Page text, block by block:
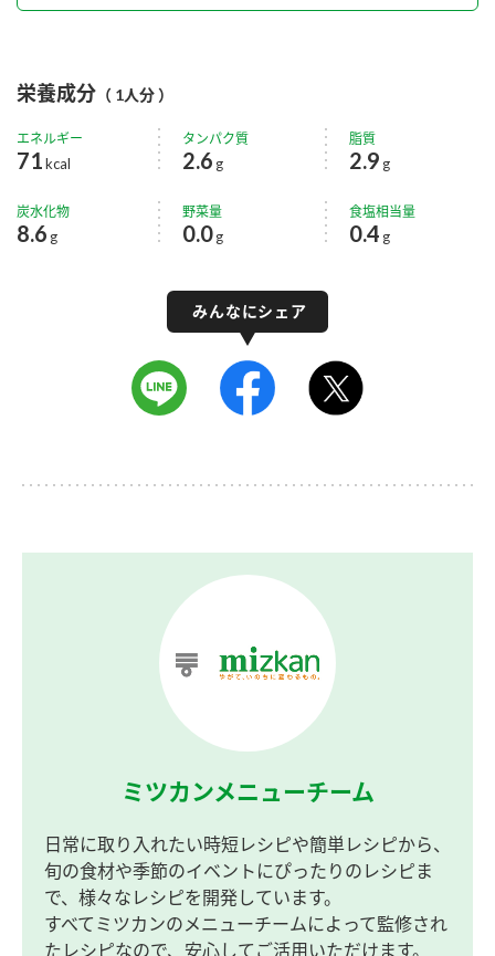
栄養成分 （ 1人分 ）
エネルギー
71kcal
タンパク質
2.6 g
脂質
2.9 g
炭水化物
8.6 g
野菜量
0.0g
食塩相当量
0.4 g
ミツカンメニューチーム
日常に取り入れたい時短レシピや簡単レシピから、
旬の食材や季節のイベントにぴったりのレシピま
で、様々なレシピを開発しています。
すべてミツカンのメニューチームによって監修され
たレシピなので、安心してご活用いただけます。